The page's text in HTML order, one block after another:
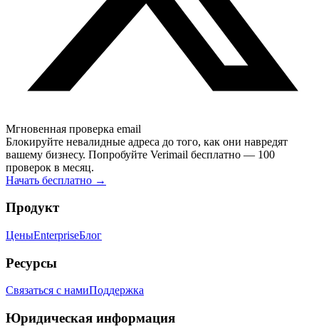
Мгновенная проверка email
Блокируйте невалидные адреса до того, как они навредят
вашему бизнесу. Попробуйте Verimail бесплатно — 100
проверок в месяц.
Начать бесплатно →
Продукт
ЦеныEnterpriseБлог
Ресурсы
Связаться с намиПоддержка
Юридическая информация